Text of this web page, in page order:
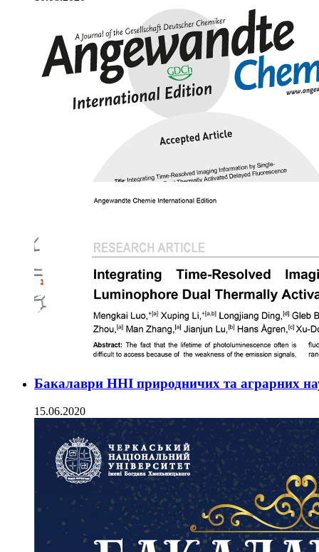
Бакалаври ННІ природничих та аграрних
15.06.2020